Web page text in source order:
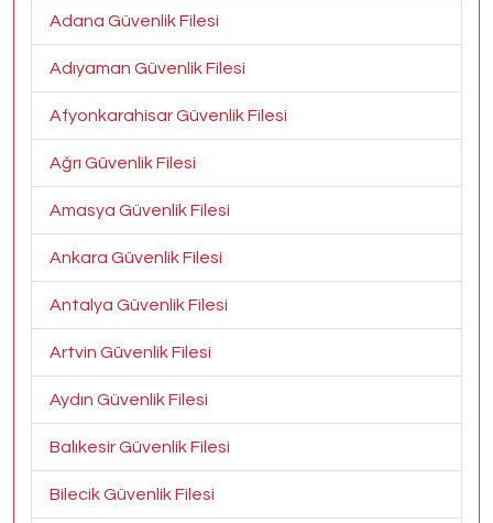
Adana Güvenlik Filesi
Adıyaman Güvenlik Filesi
Afyonkarahisar Güvenlik Filesi
Ağrı Güvenlik Filesi
Amasya Güvenlik Filesi
Ankara Güvenlik Filesi
Antalya Güvenlik Filesi
Artvin Güvenlik Filesi
Aydın Güvenlik Filesi
Balıkesir Güvenlik Filesi
Bilecik Güvenlik Filesi